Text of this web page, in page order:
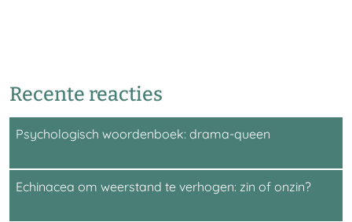
Recente reacties
Psychologisch woordenboek: drama-queen
Echinacea om weerstand te verhogen: zin of onzin?